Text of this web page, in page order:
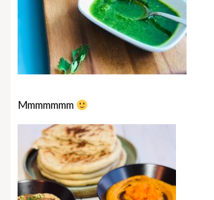
Mmmmmmm